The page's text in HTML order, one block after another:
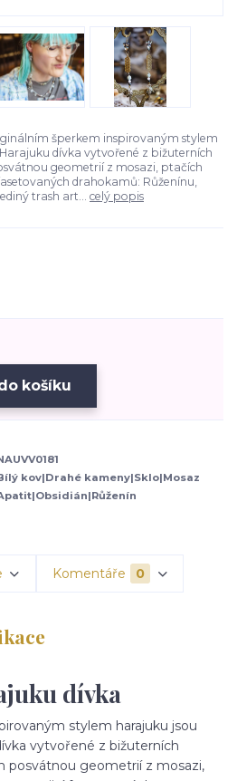
šperkem inspirovaným stylem
dívka vytvořené z bižuterních
geometrií z mosazi, ptačích
drahokamů: Růženínu,
trash art... celý popis
košíku
kov|Drahé kameny|Sklo|Mosaz
Komentáře 0
dívka
stylem harajuku jsou
vytvořené z bižuterních
posvátnou geometrií z mosazi,